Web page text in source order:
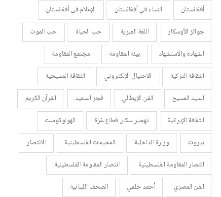
أفغانستان
النساء في أفغانستان
الإعلام في أفغانستان
جوائز الأوسكار
اللغة العبرية حب الحياة
حب الموت
الشهادة والاستشهاد
بيئة المقاومة
مجتمع المقاومة
الثقافة التركية
الاحتيال الإلكتروني
الثقافة المسيحية
السيد المسيح
الفن الإيطالي فجر السعيد
القرآن الكريم
الثقافة الإيرانية
تهجير سكان قطاع غزة
الهولوكوست
بيروت
وزارة الداخلية المخيمات الفلسطينية
الانتصار
انتصار المقاومة الفلسطينية
انتصار المقاومة الفلسطينية
الفن المصري
أحمد حلمي
الصحف اللبنانية